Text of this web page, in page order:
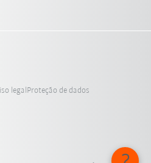
legalProteção de dados